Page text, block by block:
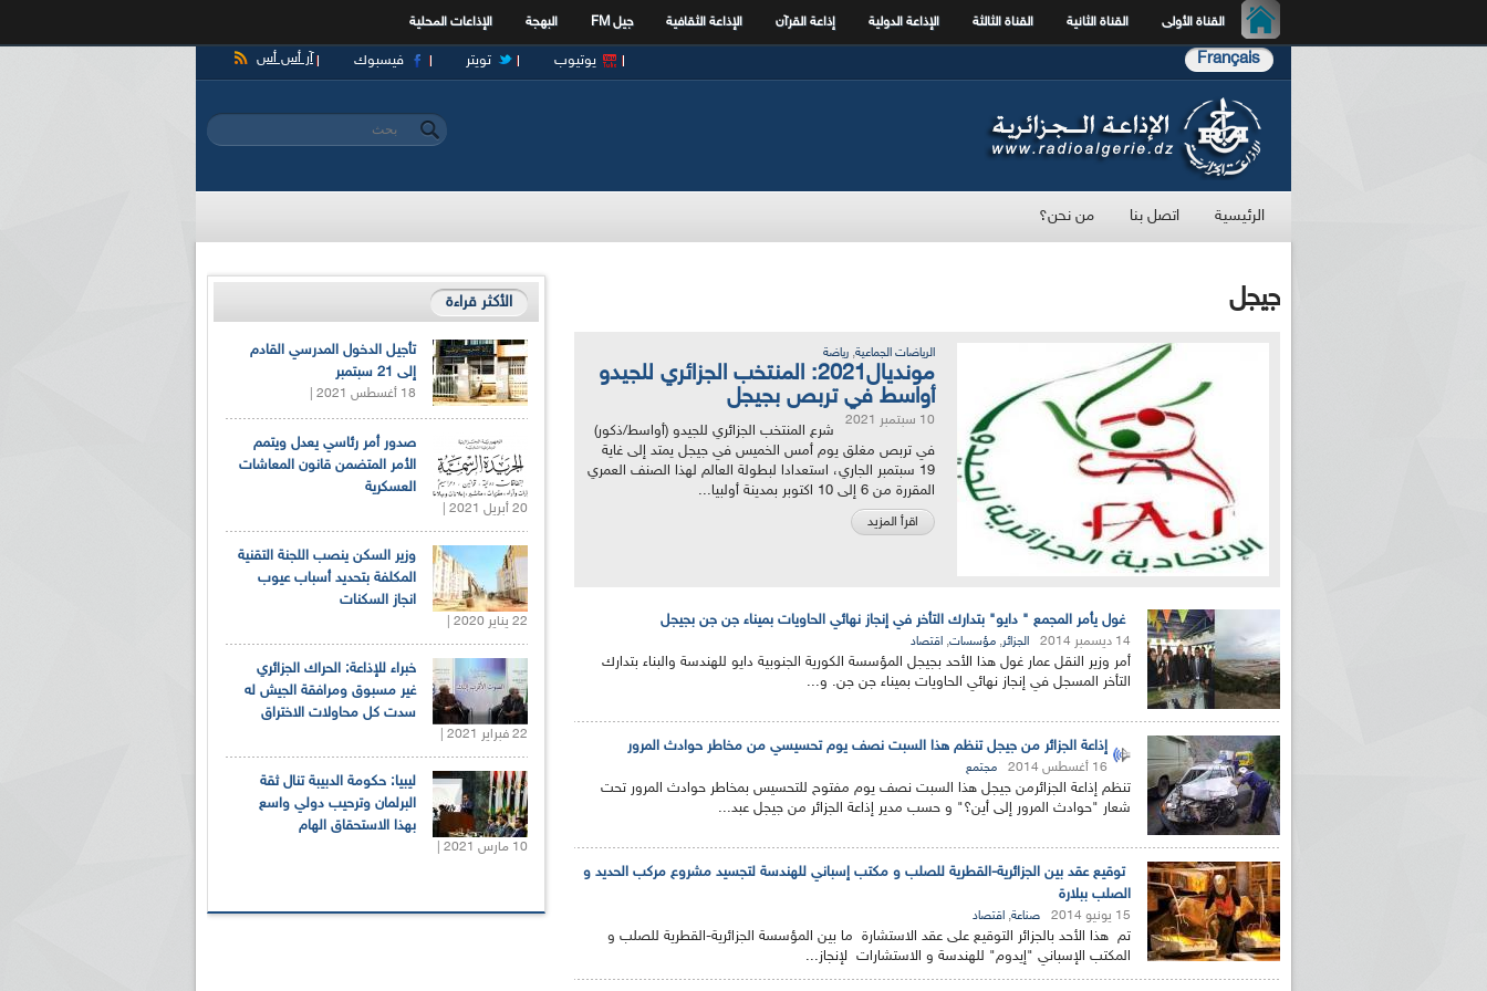
القناة الأولى القناة الثانية القناة الثالثة الإذاعة الدولية إذاعة القرآن الإذاعة الثقافية جيل FM البهجة الإذاعات المحلية
Français آر أس أس فيسبوك تويتر يوتيوب
استمارة البحث
‏بحث ‏
الرئيسية اتصل بنا من نحن؟
جيجل
الرياضات الجماعية, رياضة
مونديال2021: المنتخب الجزائري للجيدو
أواسط في تربص بجيجل
10 سبتمبر 2021
شرع المنتخب الجزائري للجيدو (أواسط/ذكور)
في تربص مغلق يوم أمس الخميس في جيجل يمتد إلى غاية
19 سبتمبر الجاري، استعدادا لبطولة العالم لهذا الصنف العمري
المقررة من 6 إلى 10 اكتوبر بمدينة أولبيا...
اقرأ المزيد
غول يأمر المجمع " دايو" بتدارك التأخر في إنجاز نهائي الحاويات بميناء جن جن بجيجل
14 ديسمبر 2014 الجزائر, مؤسسات, اقتصاد
أمر وزير النقل عمار غول هذا الأحد بجيجل المؤسسة الكورية الجنوبية دايو للهندسة والبناء بتدارك
التأخر المسجل في إنجاز نهائي الحاويات بميناء جن جن. و...
إذاعة الجزائر من جيجل تنظم هذا السبت نصف يوم تحسيسي من مخاطر حوادث المرور
16 أغسطس 2014 مجتمع
تنظم إذاعة الجزائرمن جيجل هذا السبت نصف يوم مفتوح للتحسيس بمخاطر حوادث المرور تحت
شعار "حوادث المرور إلى أين؟" و حسب مدير إذاعة الجزائر من جيجل عبد...
توقيع عقد بين الجزائرية-القطرية للصلب و مكتب إسباني للهندسة لتجسيد مشروع مركب الحديد و
الصلب ببلارة
15 يونيو 2014 صناعة, اقتصاد
تم هذا الأحد بالجزائر التوقيع على عقد الاستشارة ما بين المؤسسة الجزائرية-القطرية للصلب و
المكتب الإسباني "إيدوم" للهندسة و الاستشارات لإنجاز...
الأكثر قراءة
تأجيل الدخول المدرسي القادم
إلى 21 سبتمبر
18 أغسطس 2021 |
صدور أمر رئاسي يعدل ويتمم
الأمر المتضمن قانون المعاشات
العسكرية
20 أبريل 2021 |
وزير السكن ينصب اللجنة التقنية
المكلفة بتحديد أسباب عيوب
انجاز السكنات
22 يناير 2020 |
خبراء للإذاعة: الحراك الجزائري
غير مسبوق ومرافقة الجيش له
سدت كل محاولات الاختراق
22 فبراير 2021 |
ليبيا: حكومة الدبيبة تنال ثقة
البرلمان وترحيب دولي واسع
بهذا الاستحقاق الهام
10 مارس 2021 |